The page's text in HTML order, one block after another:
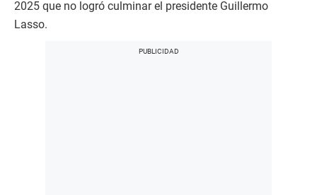
2025 que no logró culminar el presidente Guillermo
Lasso.